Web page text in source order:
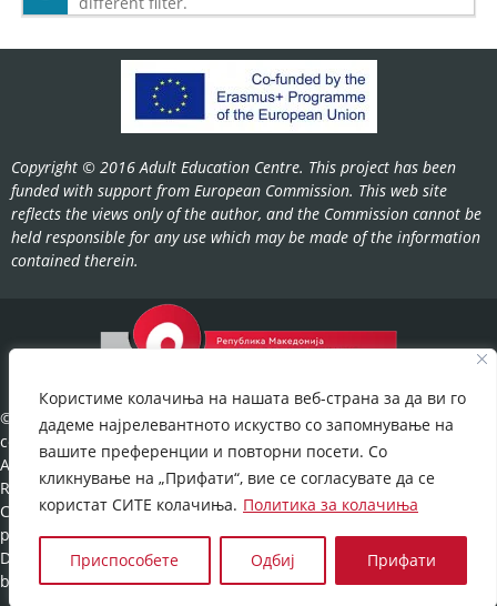
Користиме колачиња на нашата веб-страна за да ви го
дадеме најрелевантното искуство со запомнување на
вашите преференции и повторни посети. Со
кликнување на „Прифати“, вие се согласувате да се
користат СИТЕ колачиња. Политика за колачиња
Приспособете Одбиј Прифати
Copyright © 2016 Adult Education Centre. This project has been
funded with support from European Commission. This web site
reflects the views only of the author, and the Commission cannot be
held responsible for any use which may be made of the information
contained therein.
©2022-
cov.gov.mk.
All Rights
Reserved.
Cookies
policy©
Developed
by:
UNET